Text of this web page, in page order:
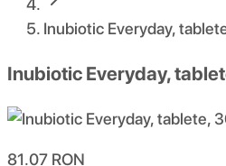
Inubiotic Everyday,
Inubiotic Everyday,
81.07 RON